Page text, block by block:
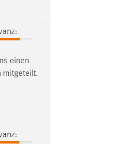
einen
mitgeteilt.